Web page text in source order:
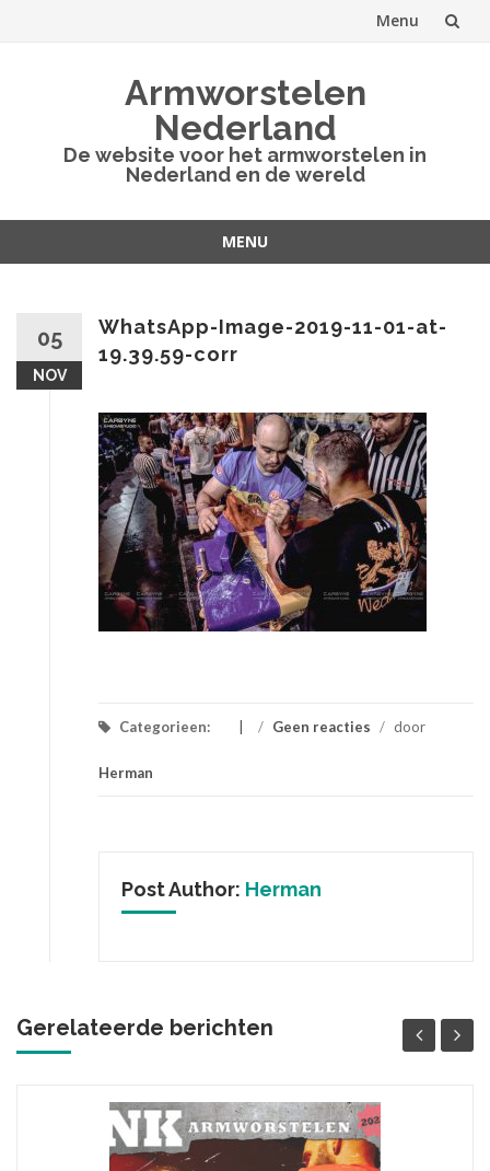
Menu
Armworstelen
Nederland
De website voor het armworstelen in
Nederland en de wereld
MENU
05
NOV
WhatsApp-Image-2019-11-01-at-
19.39.59-corr
Categorieen: / Geen reacties / door
Herman
Post Author: Herman
Gerelateerde berichten